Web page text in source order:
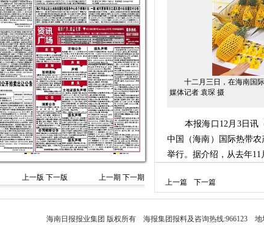
上一版 下一版 上一期 下一期
十二月三日，在海南国际
媒体记者 袁琛 摄
本报海口12月3日讯（
中国（海南）国际热带
举行。据介绍，从去年11
活动现场，来自海口、
菜、特色加工品等近百
上一篇 下一篇